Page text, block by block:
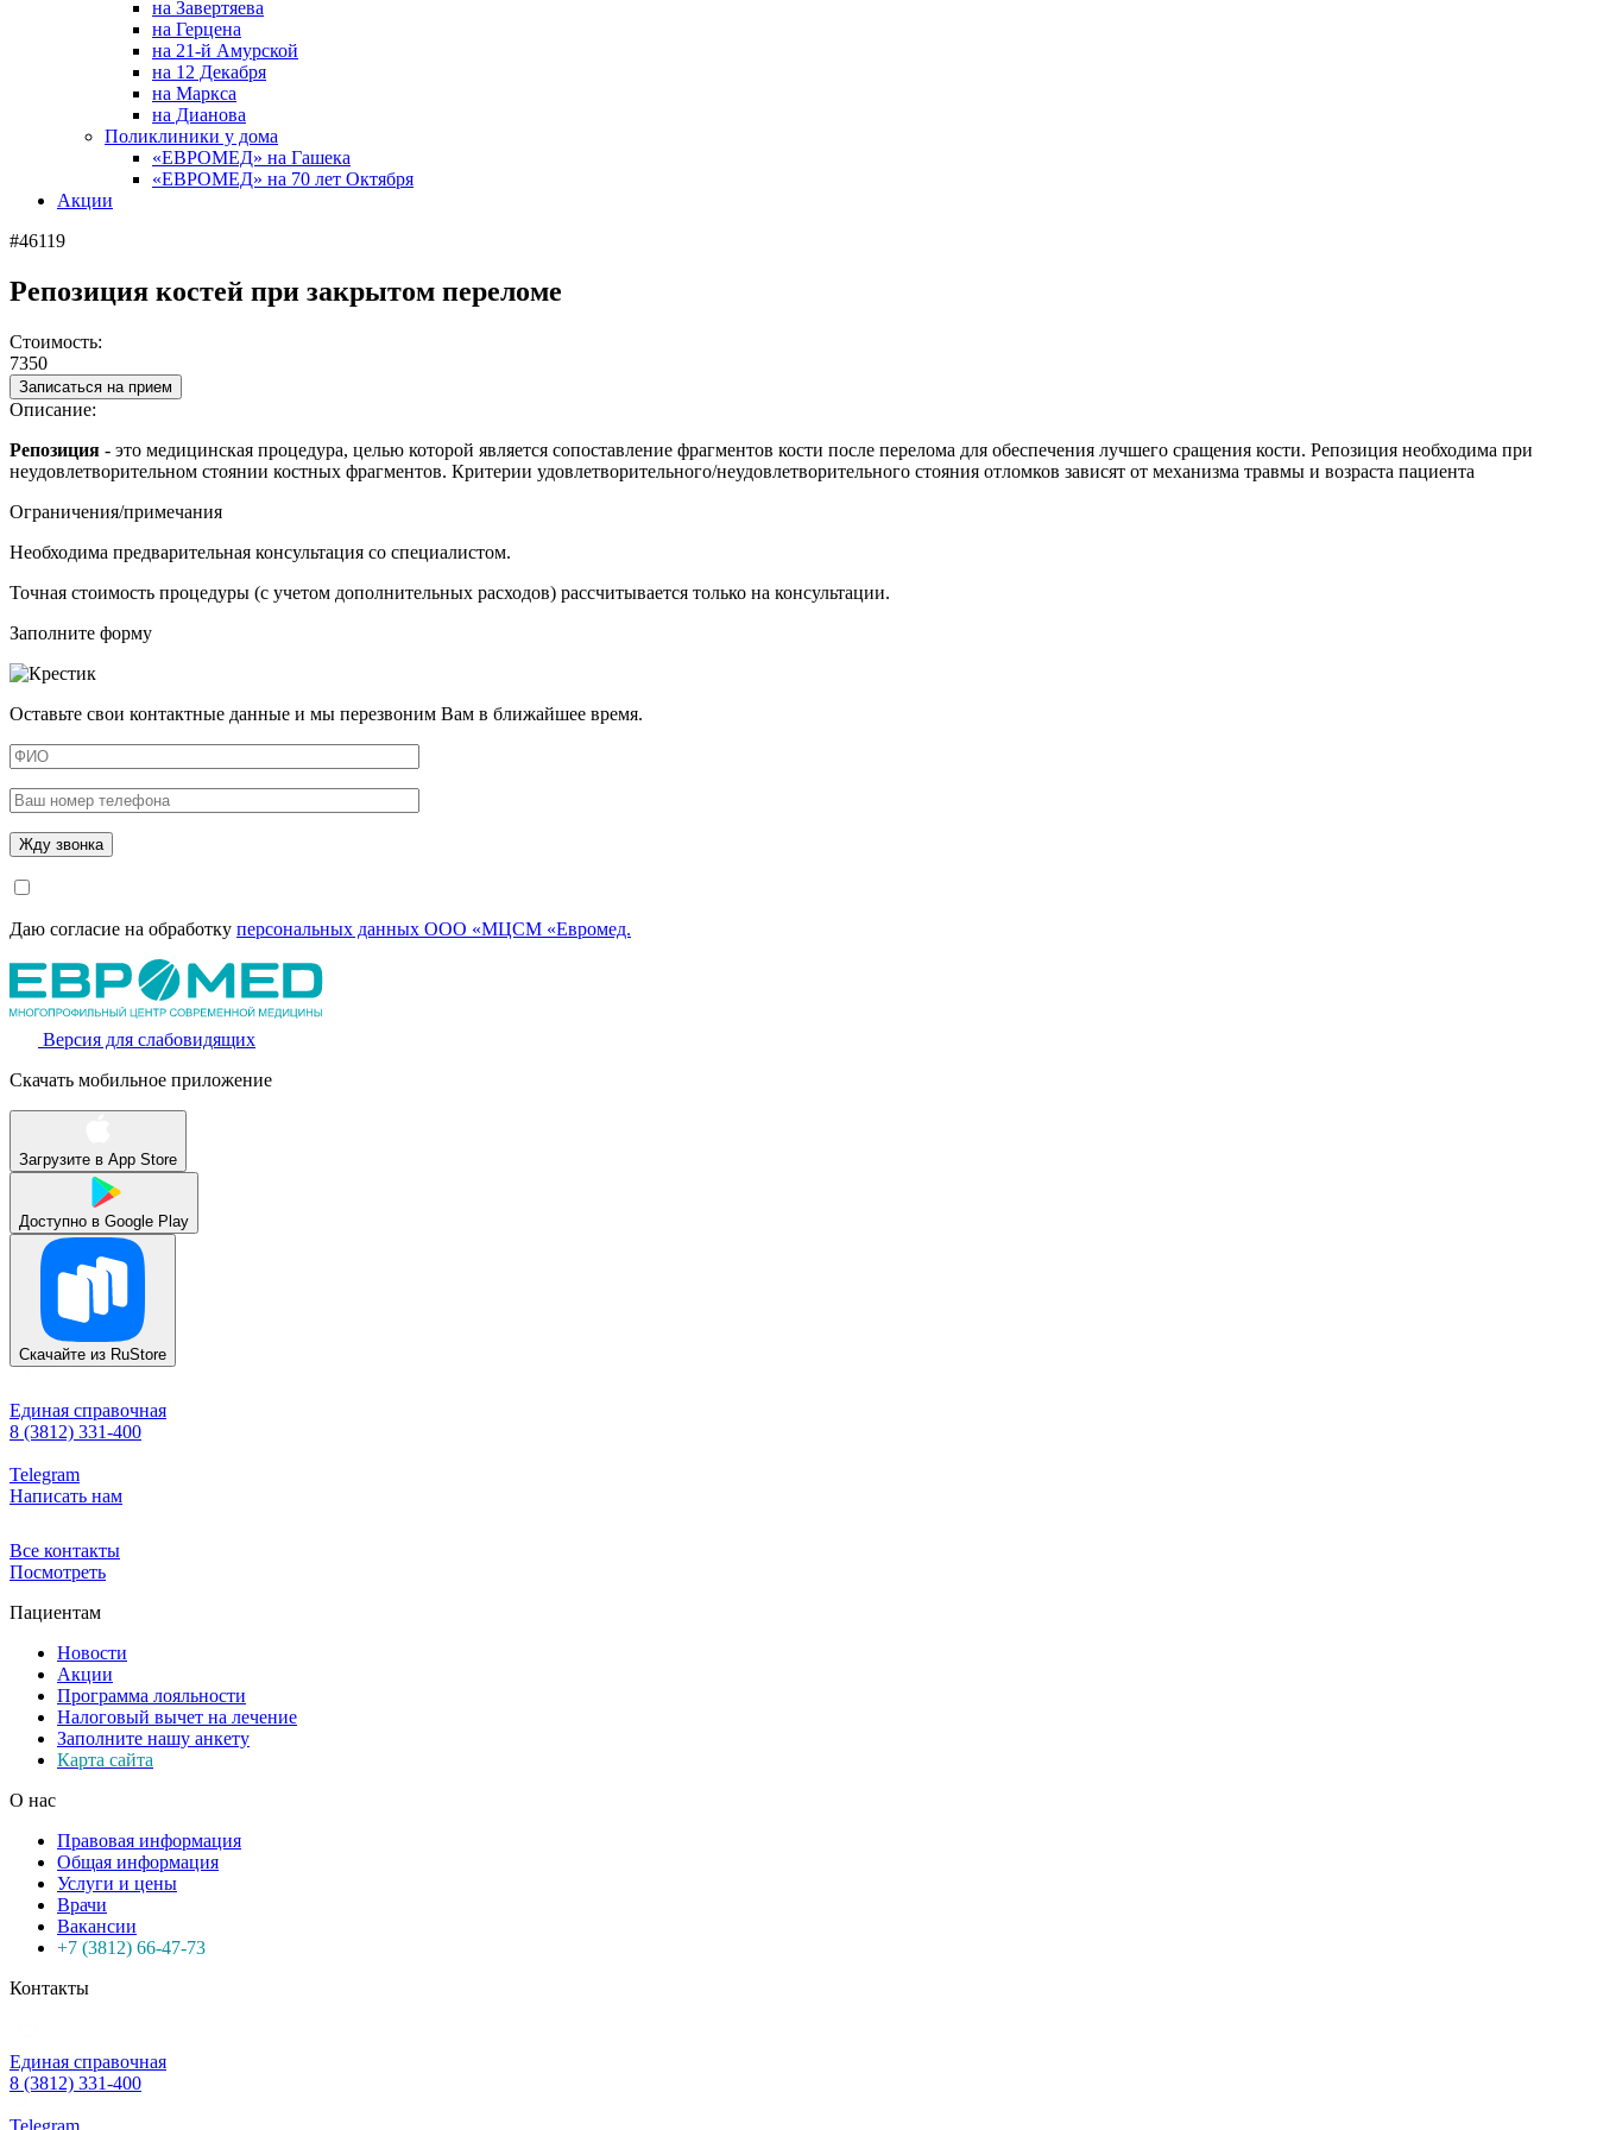
на Завертяева
на Герцена
на 21-й Амурской
на 12 Декабря
на Маркса
на Дианова
Поликлиники у дома
«ЕВРОМЕД» на Гашека
«ЕВРОМЕД» на 70 лет Октября
Акции
#46119
Репозиция костей при закрытом переломе
Стоимость:
7350
Записаться на прием
Описание:
Репозиция - это медицинская процедура, целью которой является сопоставление фрагментов кости после перелома для обеспечения лучшего сращения кости. Репозиция необходима при
неудовлетворительном стоянии костных фрагментов. Критерии удовлетворительного/неудовлетворительного стояния отломков зависят от механизма травмы и возраста пациента
Ограничения/примечания
Необходима предварительная консультация со специалистом.
Точная стоимость процедуры (с учетом дополнительных расходов) рассчитывается только на консультации.
Заполните форму
Оставьте свои контактные данные и мы перезвоним Вам в ближайшее время.
Даю согласие на обработку персональных данных ООО «МЦСМ «Евромед.
Версия для слабовидящих
Скачать мобильное приложение
Загрузите в App Store
Доступно в Google Play
Скачайте из RuStore
Единая справочная
8 (3812) 331-400
Telegram
Написать нам
Все контакты
Посмотреть
Пациентам
Новости
Акции
Программа лояльности
Налоговый вычет на лечение
Заполните нашу анкету
Карта сайта
О нас
Правовая информация
Общая информация
Услуги и цены
Врачи
Вакансии
+7 (3812) 66-47-73
Контакты
Единая справочная
8 (3812) 331-400
Telegram